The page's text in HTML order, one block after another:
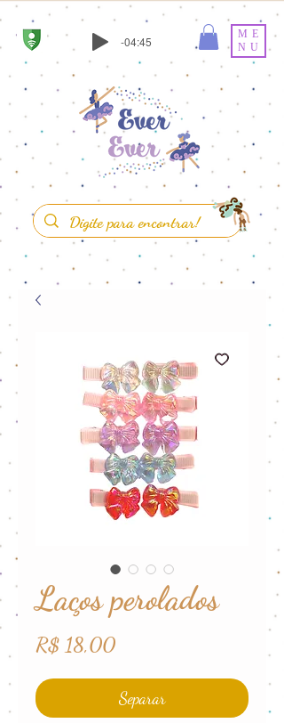
-04:45
ME
NU
Laços perolados
R$ 18,00Preço
Separar